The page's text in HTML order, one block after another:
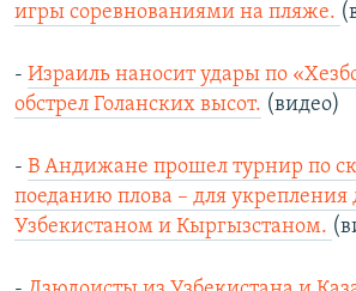
игры соревнованиями на пляже.
- Израиль наносит удары по
обстрел Голанских высот. (видео)
- В Андижане прошел турнир по
поеданию плова – для
Узбекистаном и Кыргызстаном.